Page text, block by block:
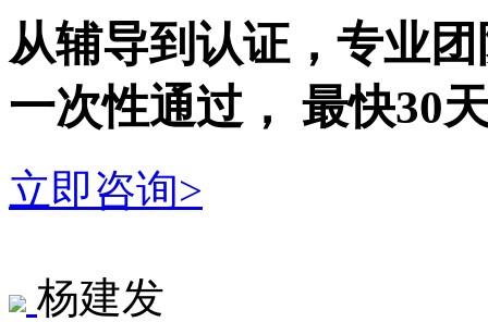
从辅导到认证，专业
一次性通过， 最快30
立即咨询>
杨建发